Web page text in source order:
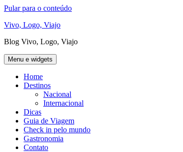
Pular para o conteúdo
Vivo, Logo, Viajo
Blog Vivo, Logo, Viajo
Menu e widgets
Home
Destinos
Nacional
Internacional
Dicas
Guia de Viagem
Check in pelo mundo
Gastronomia
Contato